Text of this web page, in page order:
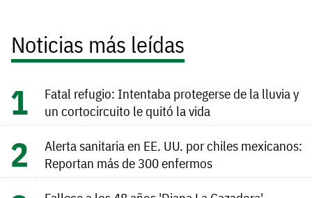
Noticias más leídas
Fatal refugio: Intentaba protegerse de la lluvia y
un cortocircuito le quitó la vida
Alerta sanitaria en EE. UU. por chiles mexicanos:
Reportan más de 300 enfermos